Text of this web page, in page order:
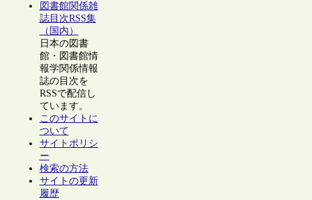
図書館関係雑
誌目次RSS集
（国内）
日本の図書
館・図書館情
報学関係情報
誌の目次を
RSSで配信し
ています。
このサイトに
ついて
サイトポリシ
ー
検索の方法
サイトの更新
履歴